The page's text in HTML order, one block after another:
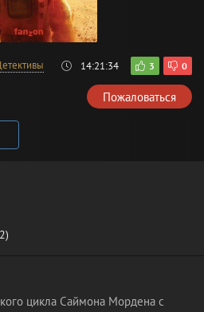
14:21:34 3 0
Пожаловаться
цикла Саймона Мордена с